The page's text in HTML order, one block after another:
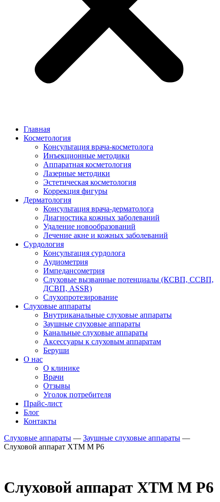
Главная
Косметология
Консультация врача-косметолога
Инъекционные методики
Аппаратная косметология
Лазерные методики
Эстетическая косметология
Коррекция фигуры
Дерматология
Консультация врача-дерматолога
Диагностика кожных заболеваний
Удаление новообразований
Лечение акне и кожных заболеваний
Сурдология
Консультация сурдолога
Аудиометрия
Импедансометрия
Слуховые вызванные потенциалы (КСВП, ССВП,
ДСВП, ASSR)
Слухопротезирование
Слуховые аппараты
Внутриканальные слуховые аппараты
Заушные слуховые аппараты
Канальные слуховые аппараты
Аксессуары к слуховым аппаратам
Беруши
О нас
О клинике
Врачи
Отзывы
Уголок потребителя
Прайс-лист
Блог
Контакты
Слуховые аппараты — Заушные слуховые аппараты —
Слуховой аппарат XTM М P6
Слуховой аппарат XTM М P6